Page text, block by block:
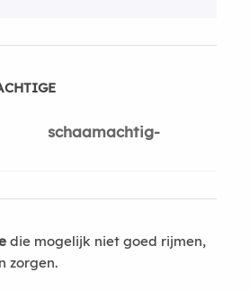
schaamachtig-
die mogelijk niet goed rijmen,
zorgen.